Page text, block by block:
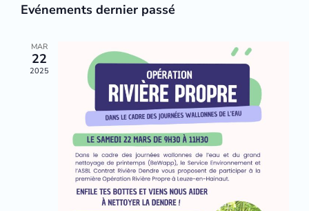
la
Evénements dernier passé
MAR
22
2025